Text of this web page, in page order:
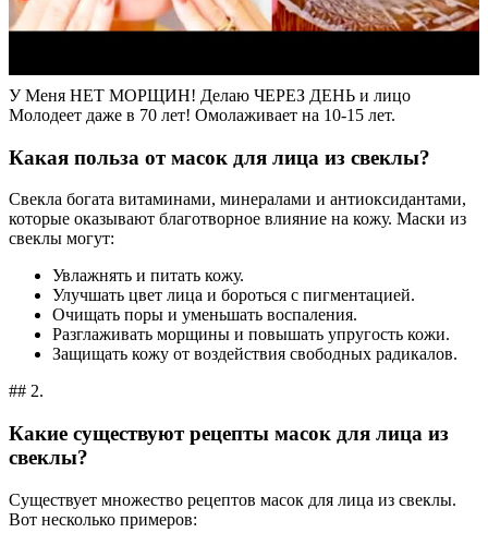
У Меня НЕТ МОРЩИН! Делаю ЧЕРЕЗ ДЕНЬ и лицо
Молодеет даже в 70 лет! Омолаживает на 10-15 лет.
Какая польза от масок для лица из свеклы?
Свекла богата витаминами, минералами и антиоксидантами,
которые оказывают благотворное влияние на кожу. Маски из
свеклы могут:
Увлажнять и питать кожу.
Улучшать цвет лица и бороться с пигментацией.
Очищать поры и уменьшать воспаления.
Разглаживать морщины и повышать упругость кожи.
Защищать кожу от воздействия свободных радикалов.
## 2.
Какие существуют рецепты масок для лица из
свеклы?
Существует множество рецептов масок для лица из свеклы.
Вот несколько примеров: